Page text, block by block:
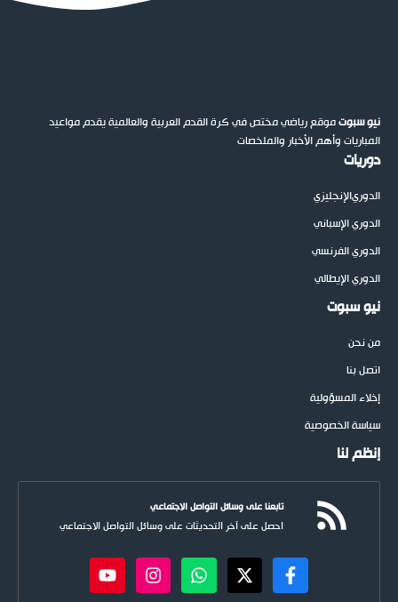
نيو سبوتموقع رياضي مختص في كرة القدم العربية والعالمية يقدم مواعيد
المباريات وأهم الأخبار والملخصات
دوريات
الدوريالإنجليزي
الدوري الإسباني
الدوري الفرنسي
الدوري الإيطالي
نيو سبوت
من نحن
اتصل بنا
إخلاء المسؤولية
سياسة الخصوصية
إنظم لنا
تابعنا على وسائل التواصل الاجتماعي
احصل على آخر التحديثات على وسائل التواصل الاجتماعي